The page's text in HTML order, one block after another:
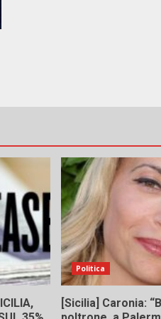
Politica
[Sicilia] Caronia: